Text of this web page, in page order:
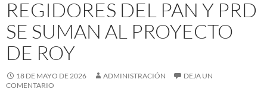
REGIDORES DEL PAN Y PRD
SE SUMAN AL PROYECTO
DE ROY
18 DE MAYO DE 2026 ADMINISTRACIÓN
DEJA UN
COMENTARIO